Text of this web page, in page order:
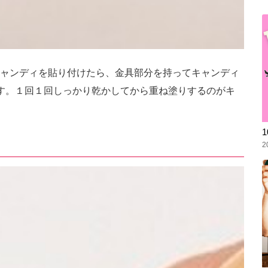
ンディを貼り付けたら、金具部分を持ってキャンディ
１回１回しっかり乾かしてから重ね塗りするのがキ